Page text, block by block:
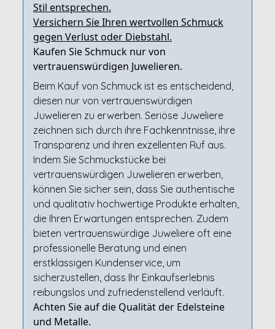
Stil entsprechen.
Versichern Sie Ihren wertvollen Schmuck
gegen Verlust oder Diebstahl.
Kaufen Sie Schmuck nur von
vertrauenswürdigen Juwelieren.
Beim Kauf von Schmuck ist es entscheidend,
diesen nur von vertrauenswürdigen
Juwelieren zu erwerben. Seriöse Juweliere
zeichnen sich durch ihre Fachkenntnisse, ihre
Transparenz und ihren exzellenten Ruf aus.
Indem Sie Schmuckstücke bei
vertrauenswürdigen Juwelieren erwerben,
können Sie sicher sein, dass Sie authentische
und qualitativ hochwertige Produkte erhalten,
die Ihren Erwartungen entsprechen. Zudem
bieten vertrauenswürdige Juweliere oft eine
professionelle Beratung und einen
erstklassigen Kundenservice, um
sicherzustellen, dass Ihr Einkaufserlebnis
reibungslos und zufriedenstellend verläuft.
Achten Sie auf die Qualität der Edelsteine
und Metalle.